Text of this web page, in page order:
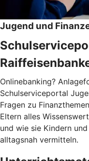
Jugend und
Onlinebanking?
Schulserviceportal
Fragen zu
Eltern alles
und wie sie Kindern
alltagsnah vermitteln.